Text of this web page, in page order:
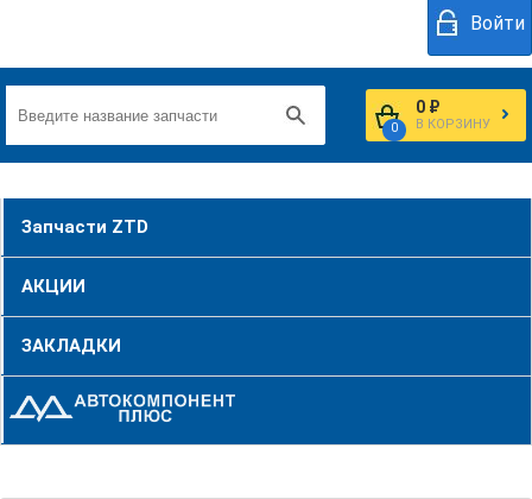
Войти
0
0 ₽
В КОРЗИНУ
Запчасти ZTD
АКЦИИ
ЗАКЛАДКИ